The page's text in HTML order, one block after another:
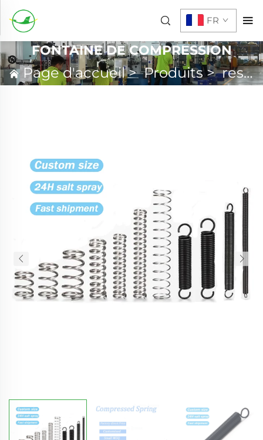
FR
FONTAINE DE COMPRESSION
Page d'accueil>Produits>ressort personnalisé